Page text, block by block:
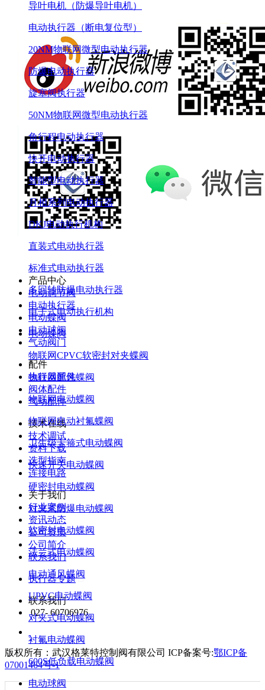
导叶电机（防爆导叶电机）
电动执行器（断电复位型）
20NM物联网微型电动执行器
防爆电动执行器
旋塞阀执行器
50NM物联网微型电动执行器
角行程电动执行器
快开电动执行器
智能型电动执行器
月相系列电动执行器
DKJ电动执行机构
直装式电动执行器
标准式电动执行器
多回转防爆电动执行器
电子式电动执行机构
电动蝶阀
物联网CPVC软密封对夹蝶阀
物联网通风蝶阀
物联网电动蝶阀
物联网电动衬氟蝶阀
卫生级卡箍式电动蝶阀
快速开关电动蝶阀
硬密封电动蝶阀
对夹式防爆电动蝶阀
软密封电动蝶阀
法兰式电动蝶阀
电动通风蝶阀
UPVC电动蝶阀
对夹式电动蝶阀
衬氟电动蝶阀
600S低负载电动蝶阀
电动球阀
产品中心
电动调节阀
电动执行器
电动蝶阀
电动球阀
气动阀门
配件
执行器配件
阀体配件
气动配件
技术在线
技术调试
资料下载
选型指南
连接电路
关于我们
行业案例
资讯动态
公司资质
公司简介
联系我们
执行器专题
联系我们
027- 60706976
版权所有：武汉格莱特控制阀有限公司 ICP备案号:鄂ICP备
07001464号-1